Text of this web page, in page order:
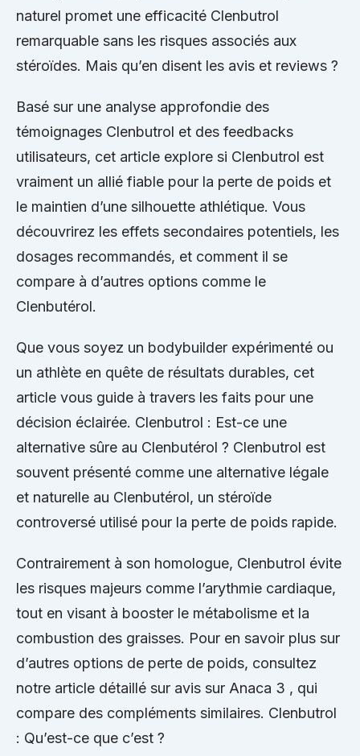
naturel promet une efficacité Clenbutrol
remarquable sans les risques associés aux
stéroïdes. Mais qu’en disent les avis et reviews ?
Basé sur une analyse approfondie des
témoignages Clenbutrol et des feedbacks
utilisateurs, cet article explore si Clenbutrol est
vraiment un allié fiable pour la perte de poids et
le maintien d’une silhouette athlétique. Vous
découvrirez les effets secondaires potentiels, les
dosages recommandés, et comment il se
compare à d’autres options comme le
Clenbutérol.
Que vous soyez un bodybuilder expérimenté ou
un athlète en quête de résultats durables, cet
article vous guide à travers les faits pour une
décision éclairée. Clenbutrol : Est-ce une
alternative sûre au Clenbutérol ? Clenbutrol est
souvent présenté comme une alternative légale
et naturelle au Clenbutérol, un stéroïde
controversé utilisé pour la perte de poids rapide.
Contrairement à son homologue, Clenbutrol évite
les risques majeurs comme l’arythmie cardiaque,
tout en visant à booster le métabolisme et la
combustion des graisses. Pour en savoir plus sur
d’autres options de perte de poids, consultez
notre article détaillé sur avis sur Anaca 3 , qui
compare des compléments similaires. Clenbutrol
: Qu’est-ce que c’est ?